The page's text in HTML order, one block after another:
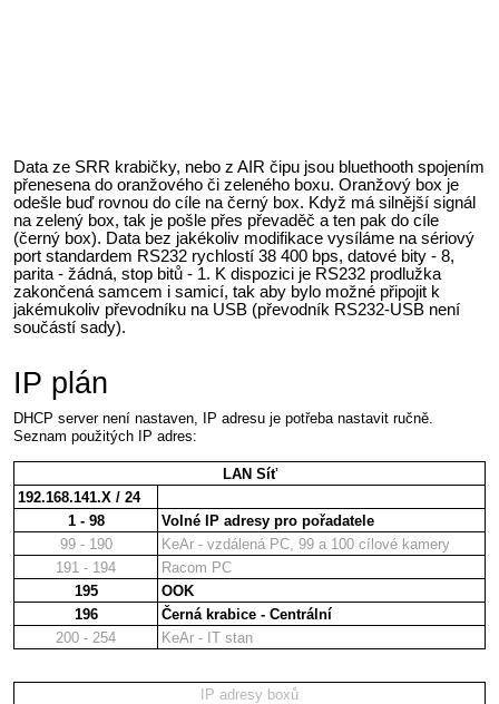
Data ze SRR krabičky, nebo z AIR čipu jsou bluethooth spojením
přenesena do oranžového či zeleného boxu. Oranžový box je
odešle buď rovnou do cíle na černý box. Když má silnější signál
na zelený box, tak je pošle přes převaděč a ten pak do cíle
(černý box). Data bez jakékoliv modifikace vysíláme na sériový
port standardem RS232 rychlostí 38 400 bps, datové bity - 8,
parita - žádná, stop bitů - 1. K dispozici je RS232 prodlužka
zakončená samcem i samicí, tak aby bylo možné připojit k
jakémukoliv převodníku na USB (převodník RS232-USB není
součástí sady).
IP plán
DHCP server není nastaven, IP adresu je potřeba nastavit ručně.
Seznam použitých IP adres:
LAN Síť
192.168.141.X / 24
1 - 98
Volné IP adresy pro pořadatele
99 - 190
KeAr - vzdálená PC, 99 a 100 cílové kamery
191 - 194
Racom PC
195
OOK
196
Černá krabice - Centrální
200 - 254
KeAr - IT stan
IP adresy boxů